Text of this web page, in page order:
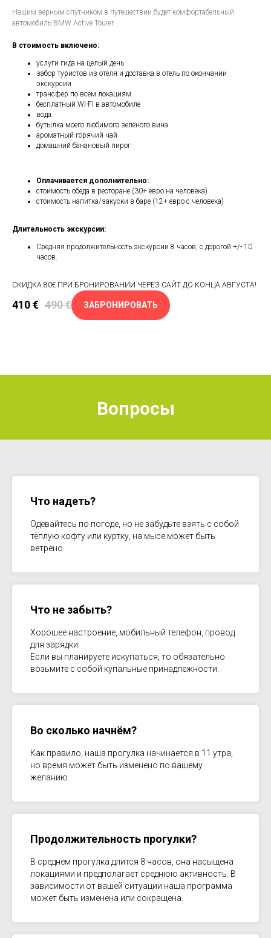
Нашим верным спутником в путешествии будет комфортабельный
автомобиль BMW Active Tourer
В стоимость включено:
услуги гида на целый день
забор туристов из отеля и доставка в отель по окончании
экскурсии
трансфер по всем локациям
бесплатный WI-FI в автомобиле
вода
бутылка моего любимого зелёного вина
ароматный горячий чай
домашний банановый пирог
Оплачивается дополнительно:
стоимость обеда в ресторане (30+ евро на человека)
стоимость напитка/закуски в баре (12+ евро с человека)
Длительность экскурсии:
Средняя продолжительность экскурсии 8 часов, с дорогой +/- 10
часов.
СКИДКА 80€ ПРИ БРОНИРОВАНИИ ЧЕРЕЗ САЙТ ДО КОНЦА АВГУСТА!
410€ 490€ ЗАБРОНИРОВАТЬ
Вопросы
Что надеть?
Одевайтесь по погоде, но не забудьте взять с собой
тёплую кофту или куртку, на мысе может быть
ветрено.
Что не забыть?
Хорошее настроение, мобильный телефон, провод
для зарядки.
Если вы планируете искупаться, то обязательно
возьмите с собой купальные принадлежности.
Во сколько начнём?
Как правило, наша прогулка начинается в 11 утра,
но время может быть изменено по вашему
желанию.
Продолжительность прогулки?
В среднем прогулка длится 8 часов, она насыщена
локациями и предполагает среднюю активность. В
зависимости от вашей ситуации наша программа
может быть изменена или сокращена.